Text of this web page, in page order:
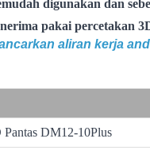
digunakan dan
pakai percetakan
aliran kerja
Pantas DM12-10Plus